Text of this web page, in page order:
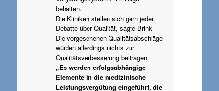
behalten.
Die Kliniken stellen sich gern jeder
Debatte über Qualität, sagte Brink.
Die vorgesehenen Qualitätsabschläge
würden allerdings nichts zur
Qualitätsverbesserung beitragen.
„Es werden erfolgsabhängige
Elemente in die medizinische
Leistungsvergütung eingeführt, die